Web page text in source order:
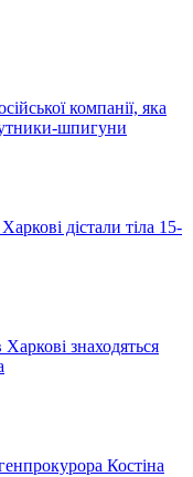
компанії, яка
шпигуни
дістали тіла 15-
знаходяться
Костіна